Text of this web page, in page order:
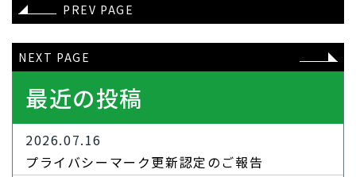
PREV PAGE
NEXT PAGE
最近の投稿
2026.07.16
プライバシーマーク更新認定のご報告